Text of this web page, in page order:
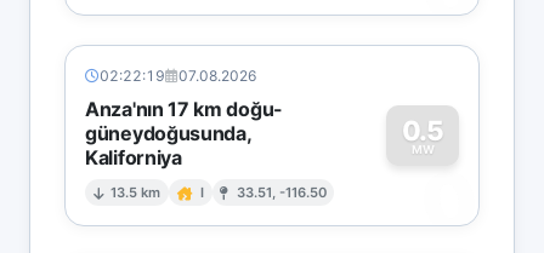
02:22:19 07.08.2026
Anza'nın 17 km doğu-
güneydoğusunda,
Kaliforniya
13.5 km I 33.51, -116.50
0.5
MW
0